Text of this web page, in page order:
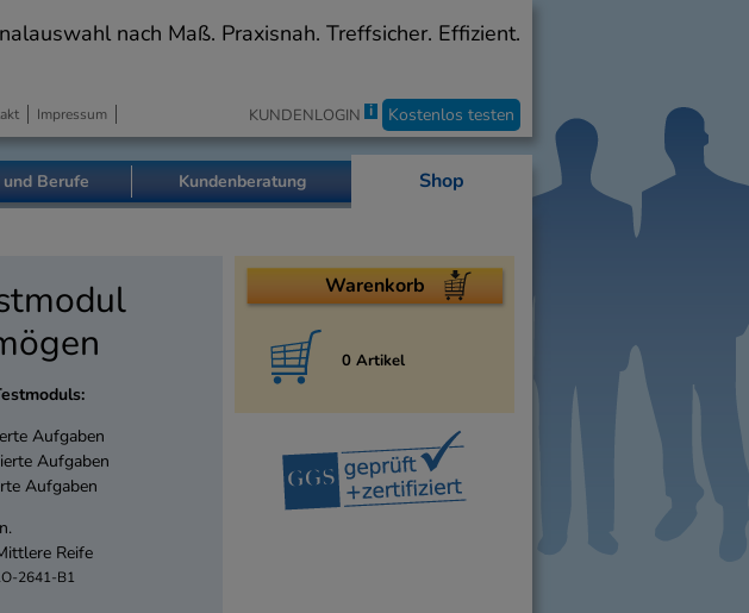
nach Maß. Praxisnah. Treffsicher. Effizient.
Impressum KUNDENLOGIN i Kostenlos testen
Berufe Kundenberatung Shop
Aufgaben
Aufgaben
Aufgaben
Reife
2641-B1
Warenkorb
0 Artikel